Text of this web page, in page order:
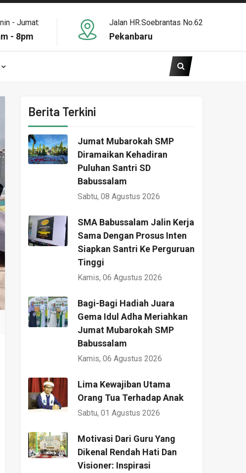
- Jumat:
- 8pm
Jalan HR.Soebrantas No.62
Pekanbaru
Berita Terkini
Jumat Mubarokah SMP
Diramaikan Kehadiran
Puluhan Santri SD
Babussalam
Sabtu, 08 Agustus 2026
SMA Babussalam Jalin Kerja
Sama Dengan Prosus Inten
Siapkan Santri Ke Perguruan
Tinggi
Kamis, 06 Agustus 2026
Bagi-Bagi Hadiah Juara
Gema Idul Adha Meriahkan
Jumat Mubarokah SMP
Babussalam
Kamis, 06 Agustus 2026
Lima Kewajiban Utama
Orang Tua Terhadap Anak
Sabtu, 01 Agustus 2026
Motivasi Dari Guru Yang
Dikenal Rendah Hati Dan
Visioner: Inspirasi